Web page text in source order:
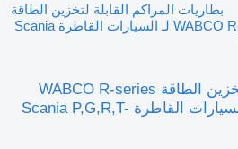
بطاريات المراكم القابلة لتخزين الطاقة
WABCO R-series (01.04-) 9254813130 لـ السيارات القاطرة Scania
بطاريات المراكم القابلة لتخزين الطاقة WABCO R-series
(01.04-) 9254813130 لـ السيارات القاطرة Scania P,G,R,T-